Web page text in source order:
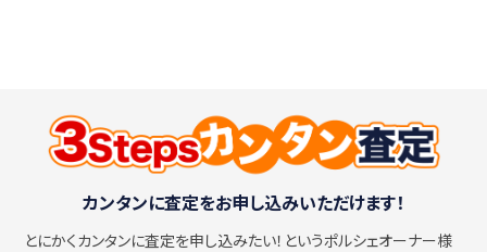
カンタンに査定をお申し込みいただけます！
とにかくカンタンに査定を申し込みたい！ というポルシェオーナー様